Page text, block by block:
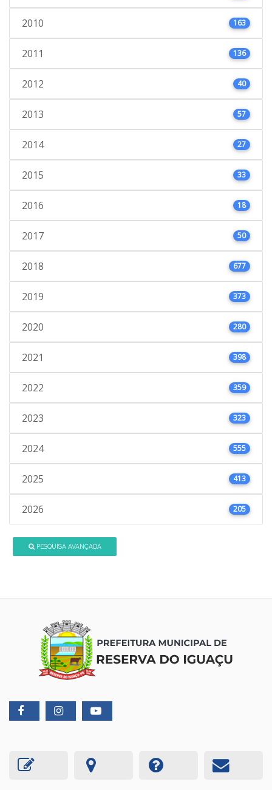
2010 163
2011 136
2012 40
2013 57
2014 27
2015 33
2016 18
2017 50
2018 677
2019 373
2020 280
2021 398
2022 359
2023 323
2024 555
2025 413
2026 205
PESQUISA AVANÇADA